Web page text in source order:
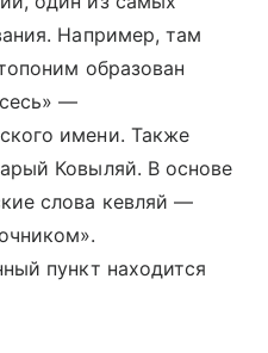
Например, там
образован
—
имени. Также
Ковыляй. В основе
слова кевляй —
пункт находится